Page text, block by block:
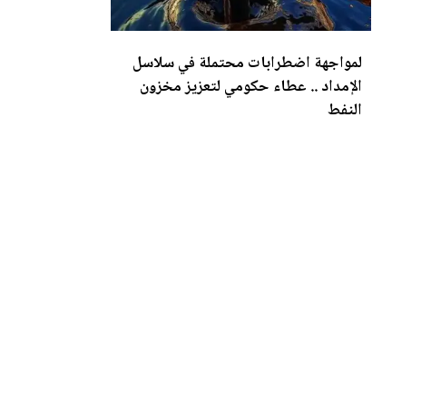
لمواجهة اضطرابات محتملة في سلاسل
الإمداد .. عطاء حكومي لتعزيز مخزون
النفط